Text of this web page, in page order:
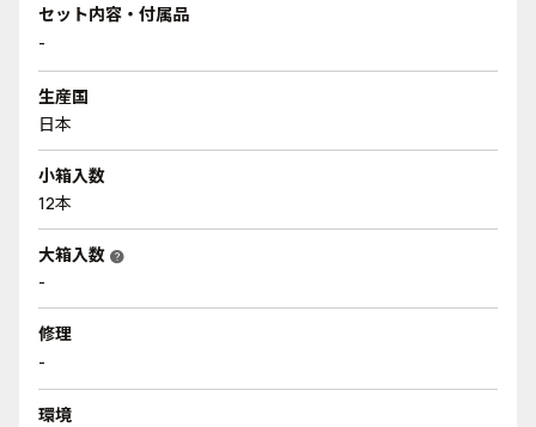
セット内容・付属品
-
生産国
日本
小箱入数
12本
大箱入数 help
-
修理
-
環境